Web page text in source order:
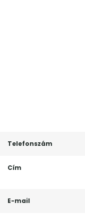
Telefonszám
Cím
E-mail